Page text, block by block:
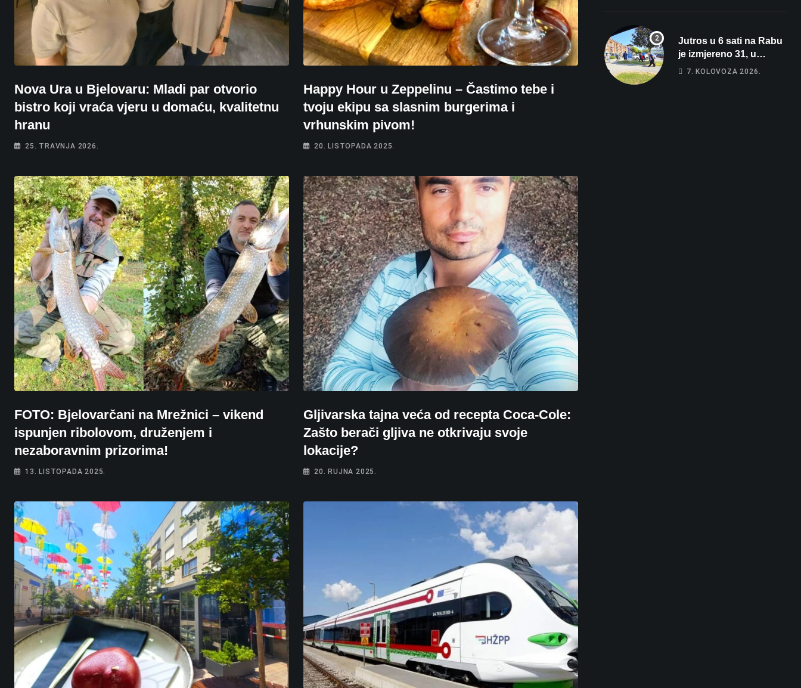
Nova Ura u Bjelovaru: Mladi par otvorio
bistro koji vraća vjeru u domaću, kvalitetnu
hranu
25. TRAVNJA 2026.
Happy Hour u Zeppelinu – Častimo tebe i
tvoju ekipu sa slasnim burgerima i
vrhunskim pivom!
20. LISTOPADA 2025.
FOTO: Bjelovarčani na Mrežnici – vikend
ispunjen ribolovom, druženjem i
nezaboravnim prizorima!
13. LISTOPADA 2025.
Gljivarska tajna veća od recepta Coca-Cole:
Zašto berači gljiva ne otkrivaju svoje
lokacije?
20. RUJNA 2025.
Jutros u 6 sati na Rabu
je izmjereno 31, u
Bjelovaru malo više od
7. KOLOVOZA 2026.